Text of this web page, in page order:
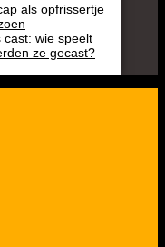
als opfrissertje
cast: wie speelt
ze gecast?